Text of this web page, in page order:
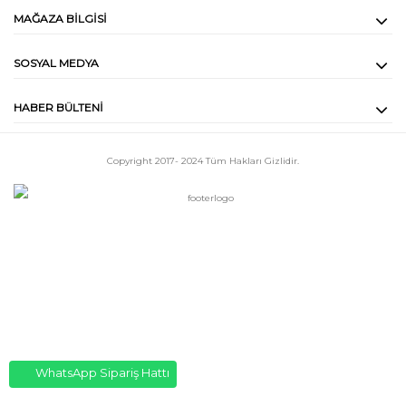
WhatsApp Sipariş Hattı
MAĞAZA BILGISI
SOSYAL MEDYA
HABER BÜLTENI
Copyright 2017- 2024Tüm Hakları Gizlidir.